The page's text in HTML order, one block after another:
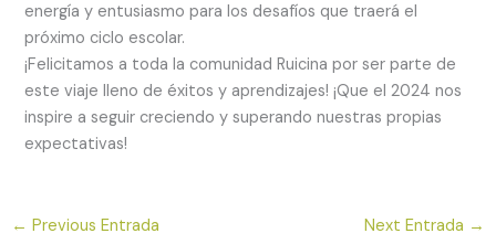
energía y entusiasmo para los desafíos que traerá el
próximo ciclo escolar.
¡Felicitamos a toda la comunidad Ruicina por ser parte de
este viaje lleno de éxitos y aprendizajes! ¡Que el 2024 nos
inspire a seguir creciendo y superando nuestras propias
expectativas!
← Previous Entrada Next Entrada →